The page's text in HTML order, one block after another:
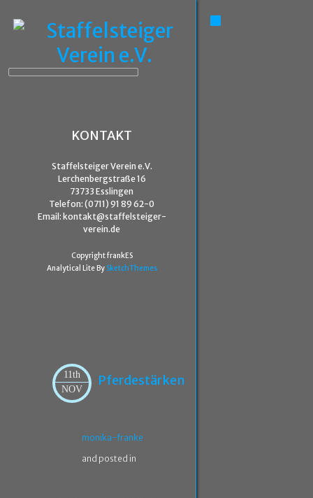
KONTAKT
Staffelsteiger Verein e.V.
Lerchenbergstraße 16
73733 Esslingen
Telefon: (0711) 91 89 62-0
Email: kontakt@staffelsteiger-
verein.de
Copyright frankES
Analytical Lite By SketchThemes
11th
NOV
Pferdestärken
monika-franke
and posted in